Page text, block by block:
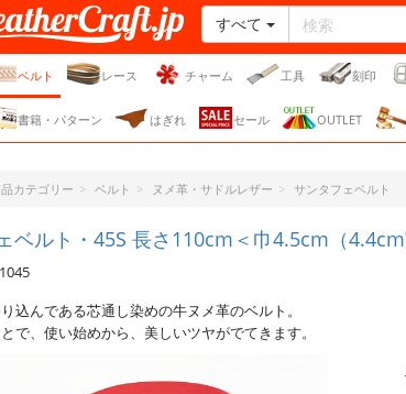
ラフト・ドット・
ー
すべて
ベルト レース チャーム 工具 刻印
書籍・パターン はぎれ セール OUTLET
カテゴリー ベルト ヌメ革・サドルレザー サンタフェベルト
ベルト・45S 長さ110cm＜巾4.5cm（
込んである芯通し染めの牛ヌメ革のベルト。
で、使い始めから、美しいツヤがでてきます。